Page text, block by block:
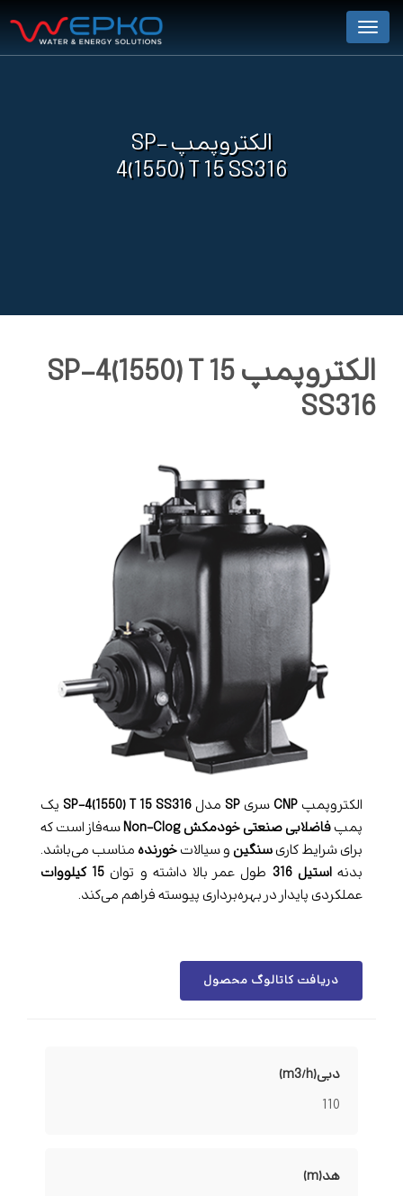
Menu
الکتروپمپ SP-
4(1550) T 15 SS316
الکتروپمپ SP-4(1550) T 15
SS316
الکتروپمپ CNPسری SP مدل SP-4(1550)T 15SS316
یک
پمپفاضلابی صنعتیخودمکشNon-Clogسه‌فاز است که
برای شرایط کاریسنگین و سیالاتخورنده مناسب می‌باشد.
بدنهاستیل 316 طول عمر بالا داشته و توان 15 کیلووات
عملکردی پایدار در بهره‌برداری پیوسته فراهم می‌کند.
دریافت کاتالوگ محصول
دبی(m3/h)
110
هد(m)